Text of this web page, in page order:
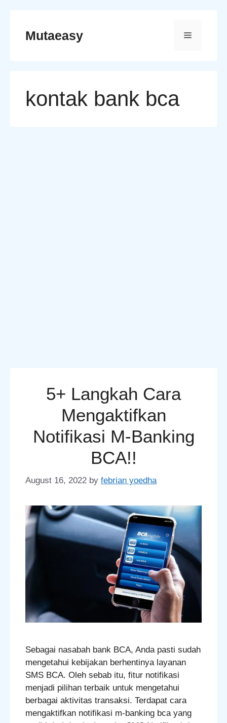
contentMutaeasy Menu
kontak bank bca
5+ Langkah Cara
Mengaktifkan
Notifikasi M-Banking
BCA!!
August 16, 2022 by febrian yoedha
Sebagai nasabah bank BCA, Anda pasti sudah
mengetahui kebijakan berhentinya layanan
SMS BCA. Oleh sebab itu, fitur notifikasi
menjadi pilihan terbaik untuk mengetahui
berbagai aktivitas transaksi. Terdapat cara
mengaktifkan notifikasi m-banking bca yang